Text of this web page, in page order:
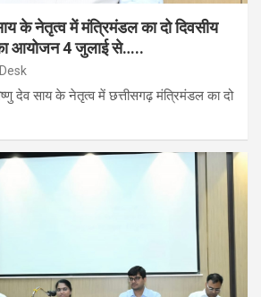
के नेतृत्व में मंत्रिमंडल का दो दिवसीय
का आयोजन 4 जुलाई से…..
देव साय के नेतृत्व में छत्तीसगढ़ मंत्रिमंडल का दो